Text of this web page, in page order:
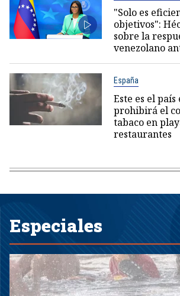
"Solo es
objetivos":
sobre la
venezolano
España
Este es el
prohibirá el
tabaco en
restaurantes
Especiales